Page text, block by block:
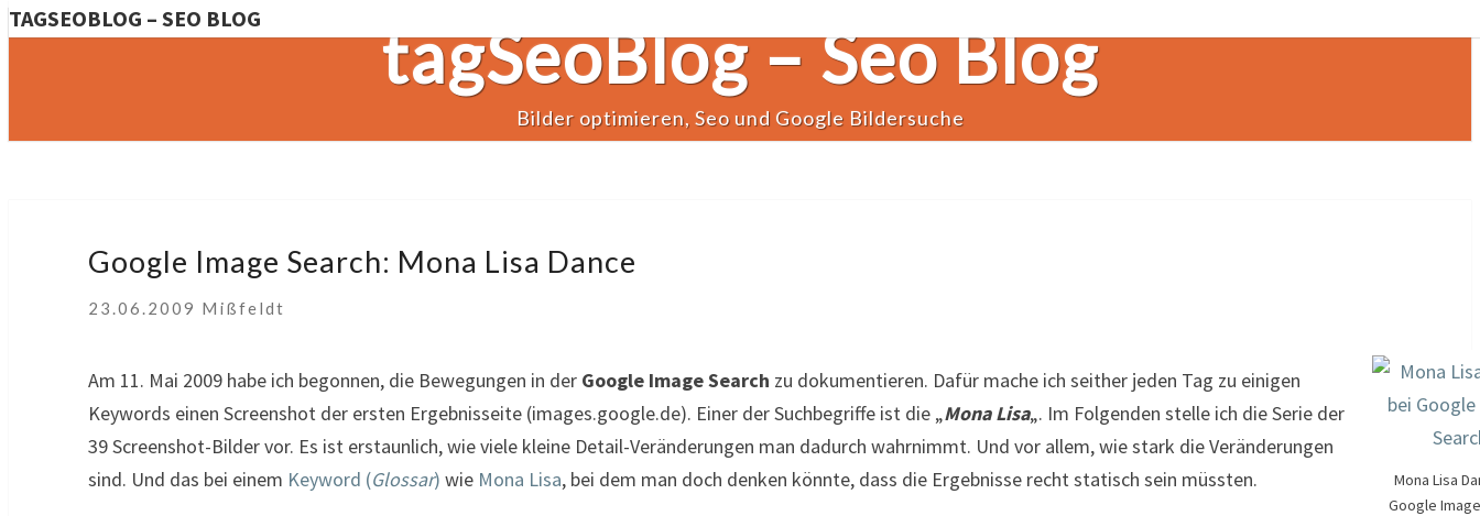
TAGSEOBLOG – SEO BLOG tagSeoBlog – Seo Blog
Bilder optimieren, Seo und Google Bildersuche
Image
Search:
Google Image Search: Mona Lisa Dance
23.06.2009 Mißfeldt
Mona Lisa
Google
Am 11. Mai 2009 habe ich begonnen, die Bewegungen in der Google Image Search zu dokumentieren. Dafür mache ich seither jeden Tag zu einigen
Keywords einen Screenshot der ersten Ergebnisseite (images.google.de). Einer der Suchbegriffe ist die „Mona Lisa„. Im Folgenden stelle ich die Serie der
39 Screenshot-Bilder vor. Es ist erstaunlich, wie viele kleine Detail-Veränderungen man dadurch wahrnimmt. Und vor allem, wie stark die Veränderungen
sind. Und das bei einem Keyword (Glossar) wie Mona Lisa, bei dem man doch denken könnte, dass die Ergebnisse recht statisch sein müssten.